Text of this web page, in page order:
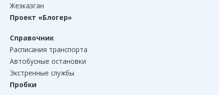
Жезказган
Проект «Блогер»
Справочник
Расписания транспорта
Автобусные остановки
Экстренные службы
Пробки